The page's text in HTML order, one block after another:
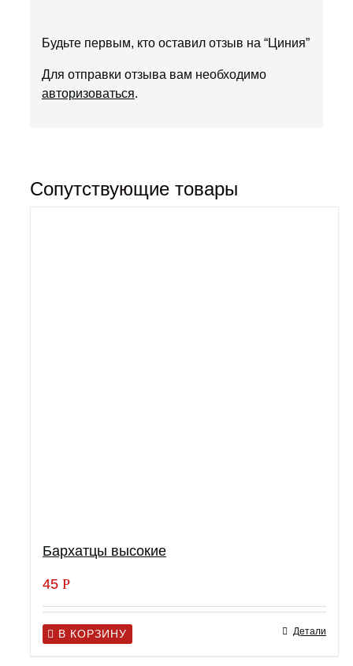
Будьте первым, кто оставил отзыв на “Циния”
Для отправки отзыва вам необходимо
авторизоваться.
Сопутствующие товары
Бархатцы высокие
45 Р
В КОРЗИНУ Детали